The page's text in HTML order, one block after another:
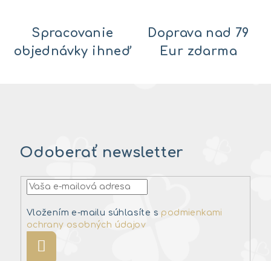
Spracovanie
objednávky ihneď
Doprava nad 79
Eur zdarma
Odoberať newsletter
Vložením e-mailu súhlasíte s podmienkami
ochrany osobných údajov